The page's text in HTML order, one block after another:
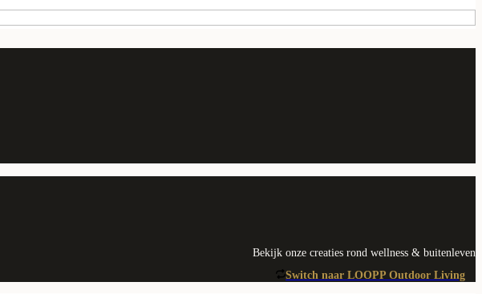
Bekijk onze creaties rond wellness & buitenleven
Switch naar LOOPP Outdoor Living